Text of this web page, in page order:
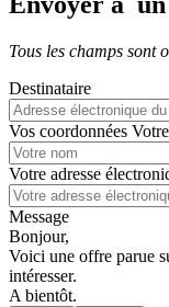
Tous les champs sont
Destinataire
Vos coordonnées
Votre adresse
Message
Bonjour,
Voici une offre parue
intéresser.
A bientôt.